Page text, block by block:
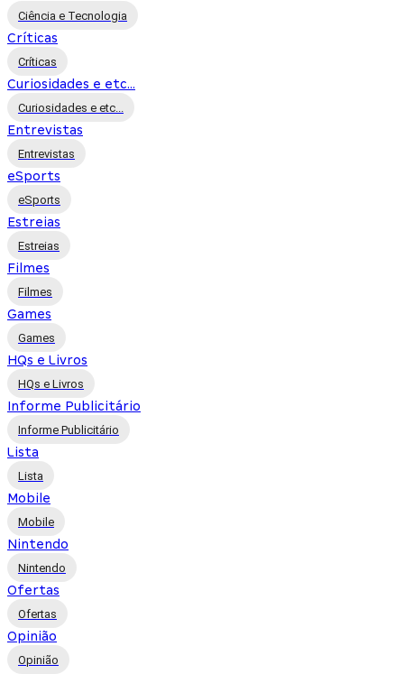
Ciência e Tecnologia
Críticas
Críticas
Curiosidades e etc...
Curiosidades e etc...
Entrevistas
Entrevistas
eSports
eSports
Estreias
Estreias
Filmes
Filmes
Games
Games
HQs e Livros
HQs e Livros
Informe Publicitário
Informe Publicitário
Lista
Lista
Mobile
Mobile
Nintendo
Nintendo
Ofertas
Ofertas
Opinião
Opinião